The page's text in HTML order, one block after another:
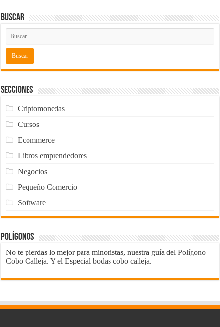
Buscar
Secciones
Criptomonedas
Cursos
Ecommerce
Libros emprendedores
Negocios
Pequeño Comercio
Software
Polígonos
No te pierdas lo mejor para minoristas, nuestra guía delPolígono
Cobo Calleja. Y el Especialbodas cobo calleja.